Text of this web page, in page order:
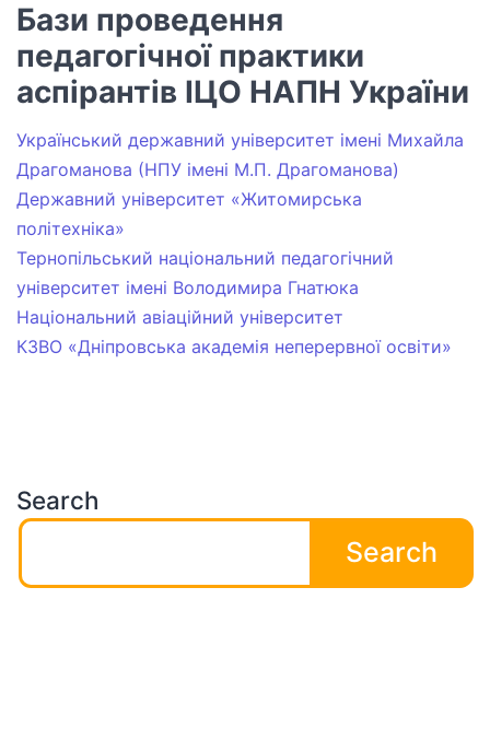
Бази проведення
педагогічної практики
аспірантів ІЦО НАПН України
Український державний університет імені Михайла
Драгоманова (НПУ імені М.П. Драгоманова)
Державний університет «Житомирська
політехніка»
Тернопільський національний педагогічний
університет імені Володимира Гнатюка
Національний авіаційний університет
КЗВО «Дніпровська академія неперервної освіти»
Search
Search